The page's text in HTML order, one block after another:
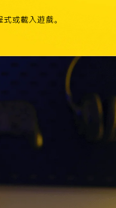
或載入遊戲。